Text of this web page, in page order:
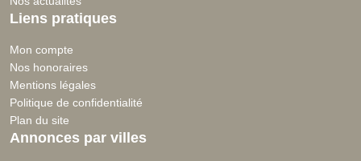
Liens pratiques
Mon compte
Nos honoraires
Mentions légales
Politique de confidentialité
Plan du site
Annonces par villes